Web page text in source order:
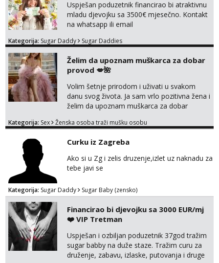
Uspješan poduzetnik financirao bi atraktivnu
mladu djevojku sa 3500€ mjesečno. Kontakt
na whatsapp ili email
Kategorija: Sugar Daddy Sugar Daddies
Želim da upoznam muškarca za dobar
provod 💋🌺
Volim šetnje prirodom i uživati u svakom
danu svog života. Ja sam vrlo pozitivna žena i
želim da upoznam muškarca za dobar
na link ispod i nadji me tamo, cekam te!
Kategorija: Sex Ženska osoba traži mušku osobu
Curku iz Zagreba
Ako si u Zg i zelis druzenje,izlet uz naknadu za
tebe javi se
Kategorija: Sugar Daddy Sugar Baby (zensko)
Financirao bi djevojku sa 3000 EUR/mj
❤️ VIP Tretman
Uspješan i ozbiljan poduzetnik 37god tražim
sugar babby na duže staze. Tražim curu za
druženje, zabavu, izlaske, putovanja i druge